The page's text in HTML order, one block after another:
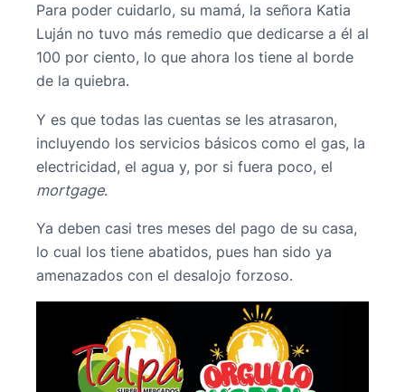
Para poder cuidarlo, su mamá, la señora Katia
Luján no tuvo más remedio que dedicarse a él al
100 por ciento, lo que ahora los tiene al borde
de la quiebra.
Y es que todas las cuentas se les atrasaron,
incluyendo los servicios básicos como el gas, la
electricidad, el agua y, por si fuera poco, el
mortgage.
Ya deben casi tres meses del pago de su casa,
lo cual los tiene abatidos, pues han sido ya
amenazados con el desalojo forzoso.